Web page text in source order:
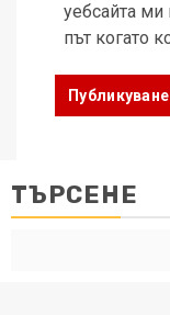
уебсайта ми
път когато
ТЪРСЕНЕ